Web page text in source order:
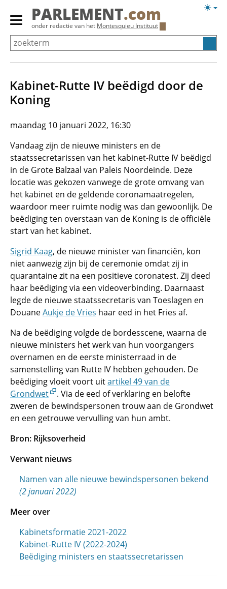
Overslaan
Primair
menu
tonen/verbergen
PARLEMENT.com
onder redactie van het Montesquieu Instituut
Kabinet-Rutte IV beëdigd door de
Koning
maandag 10 januari 2022, 16:30
Vandaag zijn de nieuwe ministers en de
staatssecretarissen van het kabinet-Rutte IV beëdigd
in de Grote Balzaal van Paleis Noordeinde. Deze
locatie was gekozen vanwege de grote omvang van
het kabinet en de geldende coronamaatregelen,
waardoor meer ruimte nodig was dan gewoonlijk. De
beëdiging ten overstaan van de Koning is de officiële
start van het kabinet.
Sigrid Kaag, de nieuwe minister van financiën, kon
niet aanwezig zijn bij de ceremonie omdat zij in
quarantaine zit na een positieve coronatest. Zij deed
haar beëdiging via een videoverbinding. Daarnaast
legde de nieuwe staatssecretaris van Toeslagen en
DouaneAukje de Vries haar eed in het Fries af.
Na de beëdiging volgde de bordesscene, waarna de
nieuwe ministers het werk van hun voorgangers
overnamen en de eerste ministerraad in de
samenstelling van Rutte IV hebben gehouden. De
beëdiging vloeit voort uitartikel 49 van de
Grondwet
. Via de eed of verklaring en belofte
zweren de bewindspersonen trouw aan de Grondwet
en een getrouwe vervulling van hun ambt.
Bron: Rijksoverheid
Verwant nieuws
Namen van alle nieuwe bewindspersonen bekend
(2 januari 2022)
Meer over
Kabinetsformatie 2021-2022
Kabinet-Rutte IV (2022-2024)
Beëdiging ministers en staatssecretarissen